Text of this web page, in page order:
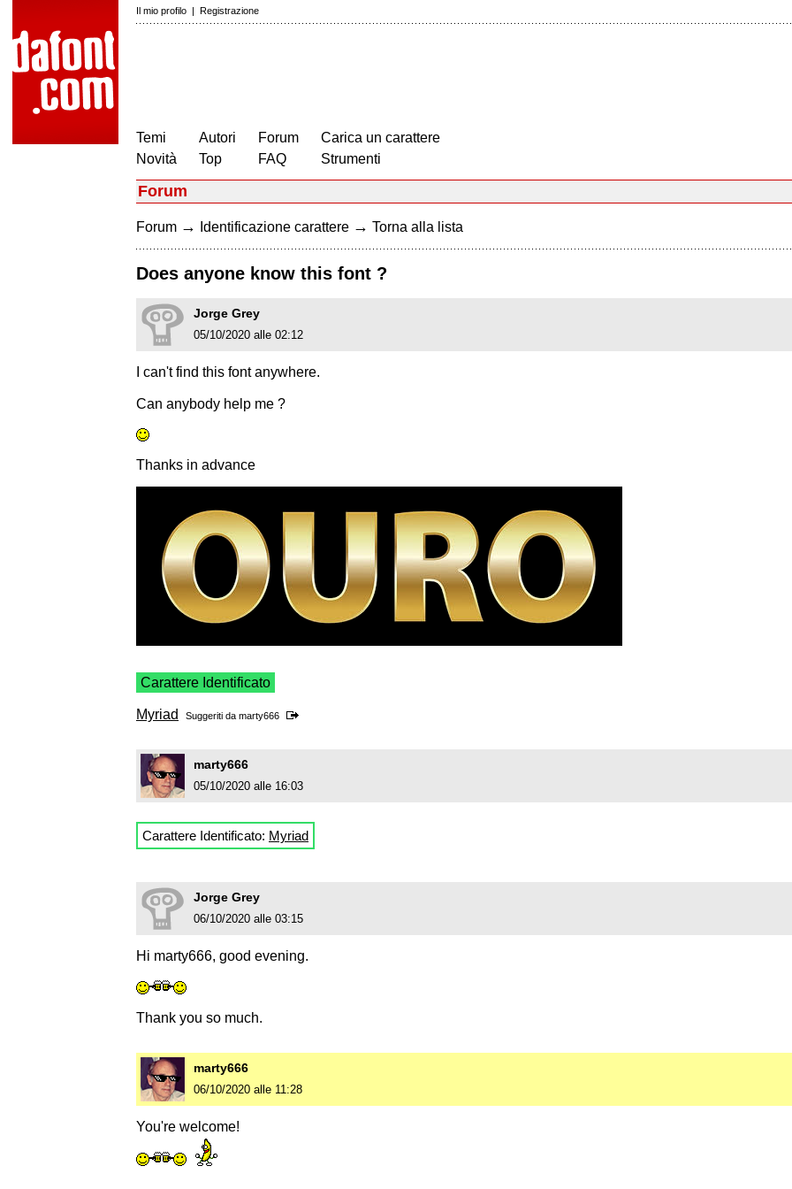
Il mio profilo | Registrazione
Temi
Novità
Autori
Top
Forum
FAQ
Carica un carattere
Strumenti
Forum
Forum → Identificazione carattere → Torna alla lista
Does anyone know this font ?
Jorge Grey
05/10/2020 alle 02:12
I can't find this font anywhere.
Can anybody help me ?
Thanks in advance
Carattere Identificato
Myriad Suggeriti da marty666
marty666
05/10/2020 alle 16:03
Carattere Identificato: Myriad
Jorge Grey
06/10/2020 alle 03:15
Hi marty666, good evening.
Thank you so much.
marty666
06/10/2020 alle 11:28
You're welcome!